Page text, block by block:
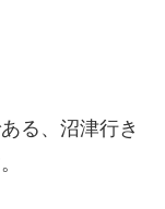
る、沼津行き